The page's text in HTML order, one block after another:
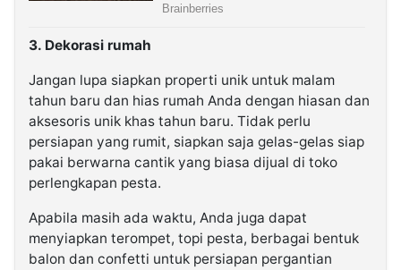
3. Dekorasi rumah
Jangan lupa siapkan properti unik untuk malam
tahun baru dan hias rumah Anda dengan hiasan dan
aksesoris unik khas tahun baru. Tidak perlu
persiapan yang rumit, siapkan saja gelas-gelas siap
pakai berwarna cantik yang biasa dijual di toko
perlengkapan pesta.
Apabila masih ada waktu, Anda juga dapat
menyiapkan terompet, topi pesta, berbagai bentuk
balon dan confetti untuk persiapan pergantian